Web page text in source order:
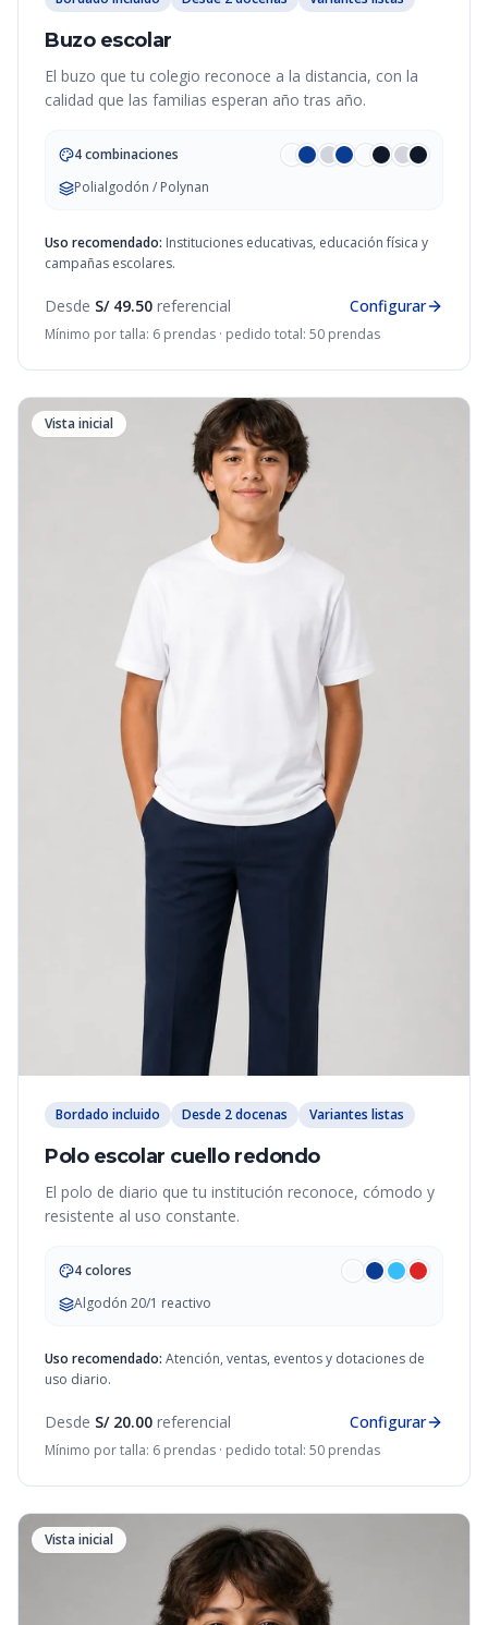
Buzo escolar
El buzo que tu colegio reconoce a la distancia, con la
calidad que las familias esperan año tras año.
4 combinaciones
Polialgodón / Polynan
Uso recomendado: Instituciones educativas, educación física y
campañas escolares.
Desde S/ 49.50 referencial Configurar
Mínimo por talla: 6 prendas · pedido total: 50 prendas
Vista inicial
Bordado incluido Desde 2 docenas Variantes listas
Polo escolar cuello redondo
El polo de diario que tu institución reconoce, cómodo y
resistente al uso constante.
4 colores
Algodón 20/1 reactivo
Uso recomendado: Atención, ventas, eventos y dotaciones de
uso diario.
Desde S/ 20.00 referencial Configurar
Mínimo por talla: 6 prendas · pedido total: 50 prendas
Vista inicial